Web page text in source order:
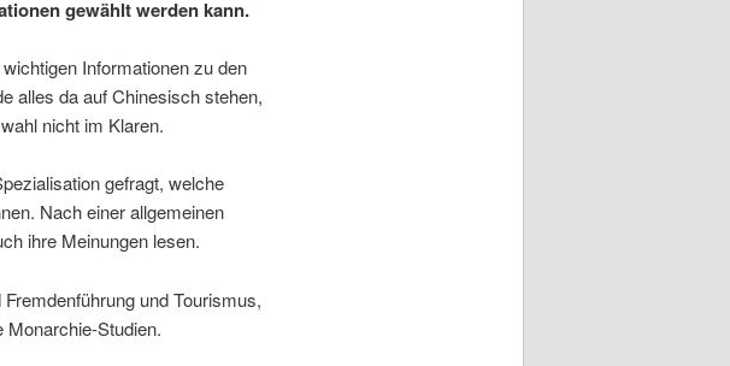
gewählt werden kann.
Informationen zu den
alles da auf Chinesisch stehen,
nicht im Klaren.
gefragt, welche
Nach einer allgemeinen
ihre Meinungen lesen.
und Tourismus,
Studien.